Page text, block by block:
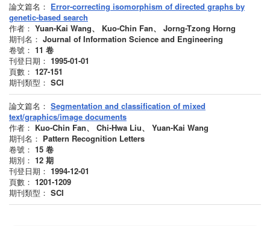
論文篇名： Error-correcting isomorphism of directed graphs by
genetic-based search
作者： Yuan-Kai Wang、 Kuo-Chin Fan、 Jorng-Tzong Horng
期刊名： Journal of Information Science and Engineering
卷號： 11 卷
刊登日期： 1995-01-01
頁數： 127-151
期刊類型： SCI
論文篇名： Segmentation and classification of mixed
text/graphics/image documents
作者： Kuo-Chin Fan、 Chi-Hwa Liu、 Yuan-Kai Wang
期刊名： Pattern Recognition Letters
卷號： 15 卷
期別： 12 期
刊登日期： 1994-12-01
頁數： 1201-1209
期刊類型： SCI